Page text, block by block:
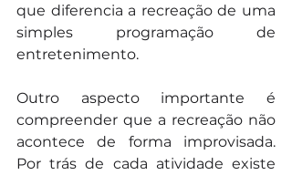
que diferencia a recreação de uma
simples programação de
entretenimento.
Outro aspecto importante é
compreender que a recreação não
acontece de forma improvisada.
Por trás de cada atividade existe